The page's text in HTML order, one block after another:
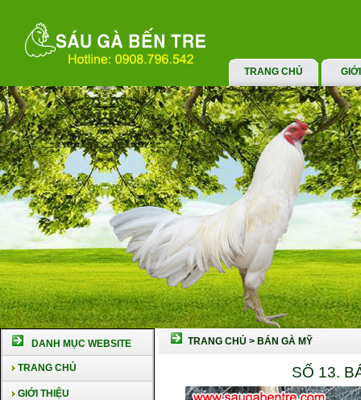
TRANG CHỦ
DANH MỤC WEBSITE
TRANG CHỦ
GIỚI THIỆU
TRANG CHỦ > BÁN GÀ MỸ
SỐ 13.